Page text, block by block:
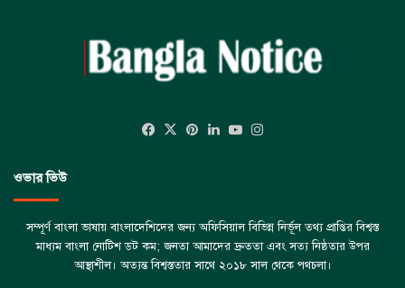
Facebook
X Pinterest
LinkedInYouTube
ওভার ভিউ
সম্পূর্ণ বাংলা ভাষায় বাংলাদেশিদের জন্য অফিসিয়াল বিভিন্ন নির্ভূল তথ্য প্রাপ্তির বিশ্বস্ত
মাধ্যম বাংলা নোটিশ ডট কম; জনতা আমাদের দ্রুততা এবং সত্য নিষ্ঠতার উপর
আস্থাশীল। অত্যন্ত বিশ্বস্ততার সাথে ২০১৮ সাল থেকে পথচলা।